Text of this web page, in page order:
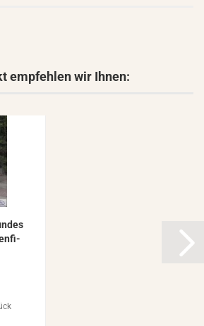
empfehlen wir Ihnen: